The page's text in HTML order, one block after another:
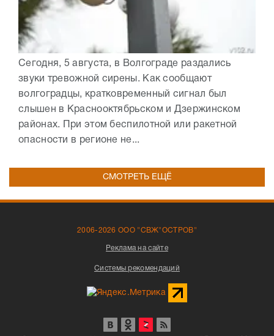
Сегодня, 5 августа, в Волгограде раздались
звуки тревожной сирены. Как сообщают
волгоградцы, кратковременный сигнал был
слышен в Краснооктябрьском и Дзержинском
районах. При этом беспилотной или ракетной
опасности в регионе не...
СМОТРЕТЬ ЕЩЁ
2006-2026 ООО "СВЖ"ОСТРОВ"
Реклама на сайте
Системы рекомендаций